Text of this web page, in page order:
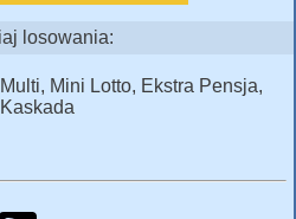
losowania:
Mini Lotto, Ekstra Pensja,
Kaskada